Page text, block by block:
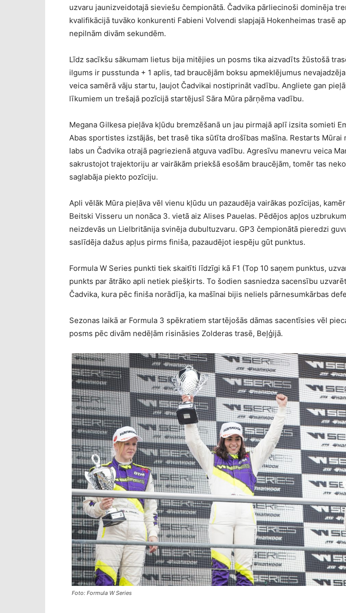
uzvaru jaunizveidotajā sieviešu čempionātā. Čadvika pārliecinoši dominēja
kvalifikācijā tuvāko konkurenti Fabieni Volvendi slapjajā Hokenheimas trasē
nepilnām divām sekundēm.
Līdz sacīkšu sākumam lietus bija mitējies un posms tika aizvadīts žūstošā
ilgums ir pusstunda + 1 aplis, tad braucējām boksu apmeklējumus
veica samērā vāju startu, ļaujot Čadvikai nostiprināt vadību. Angliete gan
līkumiem un trešajā pozīcijā startējusī Sāra Mūra pārņēma vadību.
Megana Gilkesa pieļāva kļūdu bremzēšanā un jau pirmajā aplī izsita somieti
Abas sportistes izstājās, bet trasē tika sūtīta drošības mašīna. Restarts Mūrai
labs un Čadvika otrajā pagriezienā atguva vadību. Agresīvu manevru veica
sakrustojot trajektoriju ar vairākām priekšā esošām braucējām, tomēr tas
saglabāja piekto pozīciju.
Apli vēlāk Mūra pieļāva vēl vienu kļūdu un pazaudēja vairākas pozīcijas,
Beitski Visseru un nonāca 3. vietā aiz Alises Pauelas. Pēdējos apļos
neizdevās un Lielbritānija svinēja dubultuzvaru. GP3 čempionātā pieredzi
saslīdēja dažus apļus pirms finiša, pazaudējot iespēju gūt punktus.
Formula W Series punkti tiek skaitīti līdzīgi kā F1 (Top 10 saņem punktus,
punkts par ātrāko apli netiek piešķirts. To šodien sasniedza sacensību
Čadvika, kura pēc finiša norādīja, ka mašīnai bijis neliels pārnesumkārbas
Sezonas laikā ar Formula 3 spēkratiem startējošās dāmas sacentīsies vēl
posms pēc divām nedēļām risināsies Zolderas trasē, Beļģijā.
Foto: Formula W Series